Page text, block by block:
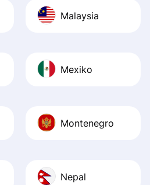
Malaysia
Mexiko
Montenegro
Nepal